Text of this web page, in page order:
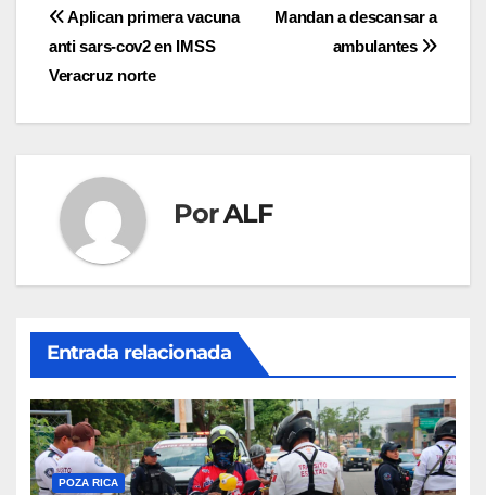
Navegación
de
entradas
Mandan a descansar a
ambulantes
Aplican primera vacuna
anti sars-cov2 en IMSS
Veracruz norte
PorALF
Entrada relacionada
POZA RICA